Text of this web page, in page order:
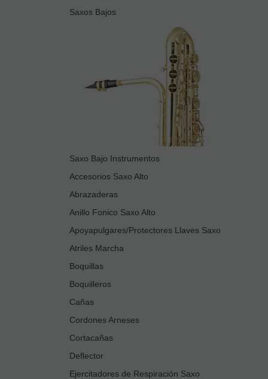
Saxos Bajos
Saxo Bajo Instrumentos
Accesorios Saxo Alto
Abrazaderas
Anillo Fonico Saxo Alto
Apoyapulgares/Protectores Llaves Saxo
Atriles Marcha
Boquillas
Boquilleros
Cañas
Cordones Arneses
Cortacañas
Deflector
Ejercitadores de Respiración Saxo